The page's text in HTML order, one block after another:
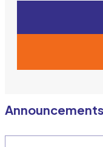
Announcements